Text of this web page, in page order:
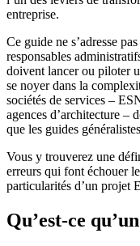
entreprise.
Ce guide ne s’adresse
responsables
doivent lancer ou piloter
se noyer dans la
sociétés de services –
agences d’architecture –
que les guides
Vous y trouverez une
erreurs qui font échouer
particularités d’un projet
Qu’est-ce